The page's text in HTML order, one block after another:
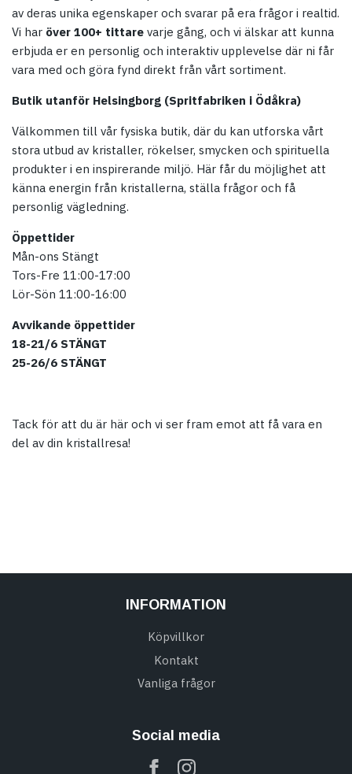
av deras unika egenskaper och svarar på era frågor i realtid.
Vi har över 100+ tittare varje gång, och vi älskar att kunna
erbjuda er en personlig och interaktiv upplevelse där ni får
vara med och göra fynd direkt från vårt sortiment.
Butik utanför Helsingborg (Spritfabriken i Ödåkra)
Välkommen till vår fysiska butik, där du kan utforska vårt
stora utbud av kristaller, rökelser, smycken och spirituella
produkter i en inspirerande miljö. Här får du möjlighet att
känna energin från kristallerna, ställa frågor och få
personlig vägledning.
Öppettider
Mån-ons Stängt
Tors-Fre 11:00-17:00
Lör-Sön 11:00-16:00
Avvikande öppettider
18-21/6 STÄNGT
25-26/6 STÄNGT
Tack för att du är här och vi ser fram emot att få vara en
del av din kristallresa!
INFORMATION
Köpvillkor
Kontakt
Vanliga frågor
Social media